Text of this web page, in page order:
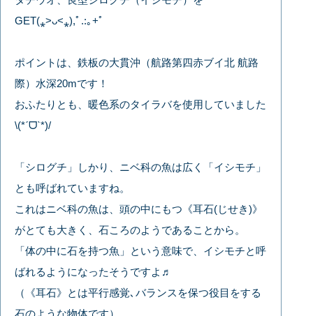
GET(⁎˃ᴗ˂⁎),ﾟ.:｡+ﾟ
ポイントは、鉄板の大貫沖（航路第四赤ブイ北 航路
際）水深20mです！
おふたりとも、暖色系のタイラバを使用していました
\(*ˊᗜˋ*)/
「シログチ」しかり、ニベ科の魚は広く「イシモチ」
とも呼ばれていますね。
これはニベ科の魚は、頭の中にもつ《耳石(じせき)》
がとても大きく、石ころのようであることから。
「体の中に石を持つ魚」という意味で、イシモチと呼
ばれるようになったそうですよ♬
（《耳石》とは平行感覚､バランスを保つ役目をする
石のような物体です）